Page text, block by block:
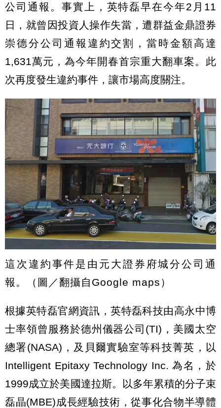
公司通報。事實上，英特磊早在今年2月11
日，就曾因投資人操作失當，遭群益金鼎證券
崇德分公司通報違約交割，當時金額高達
1,631萬元，為今年開春首宗重大翻車案。此
次再度發生違約事件，讓市場高度關注。
這次違約事件是由元大證券府城分公司通
報。（圖／翻攝自Google maps）
根據英特磊官網資訊，英特磊科技由高永中博
士率領曾服務於德州儀器公司(TI)，美國太空
總署(NASA)，及貝爾實驗室等科技菁英，以
Intelligent Epitaxy Technology Inc. 為名，於
1999成立於美國達拉斯。以多年累積的分子束
磊晶(MBE)成長經驗技術，從事化合物半導體